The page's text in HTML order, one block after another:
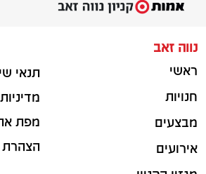
נווה זאב
ראשי
חנויות
מבצעים
אירועים
תנאי
מפת
הצהרת